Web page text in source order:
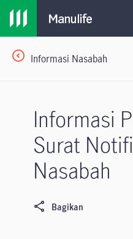
Informasi Nasabah
Informasi
Surat
Nasabah
Bagikan